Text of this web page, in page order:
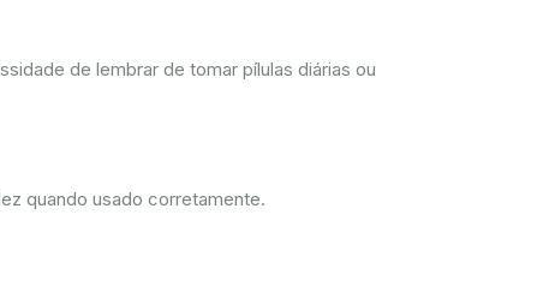
de lembrar de tomar pílulas diárias ou
quando usado corretamente.